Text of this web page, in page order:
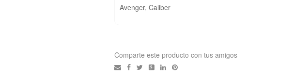
Avenger, Caliber
Comparte este producto con tus amigos